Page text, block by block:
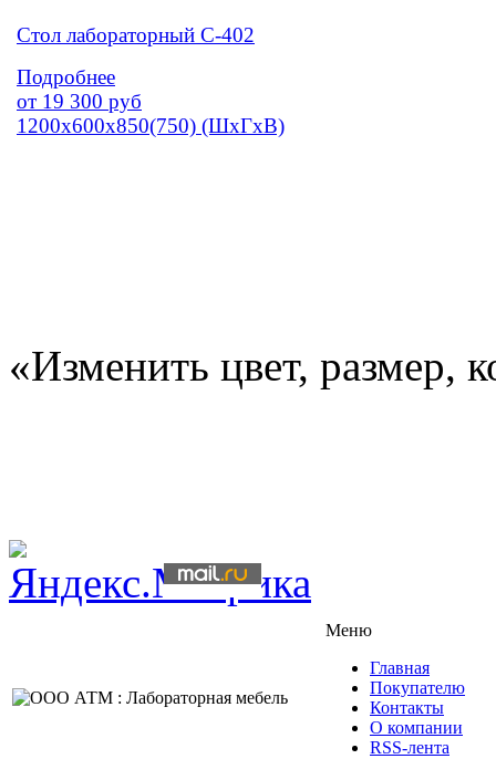
Стол лабораторный С-402
Подробнее
от 19 300 руб
1200х600х850(750) (ШхГхВ)
«Изменить цвет, размер,
Меню
Главная
Покупателю
Контакты
О компании
RSS-лента